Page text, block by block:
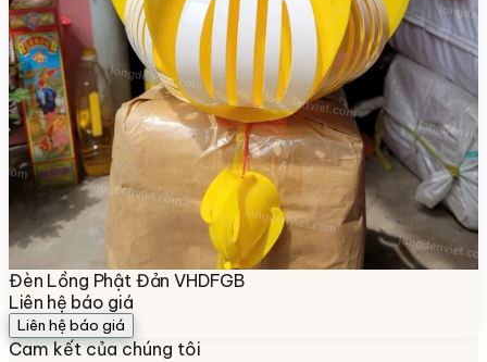
Đèn Lồng Phật Đản VHDFGB
Liên hệ báo giá
Liên hệ báo giá
Cam kết của chúng tôi